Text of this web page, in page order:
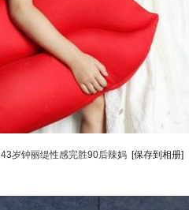
43岁钟丽缇性感完胜90后辣妈 [保存到相册]